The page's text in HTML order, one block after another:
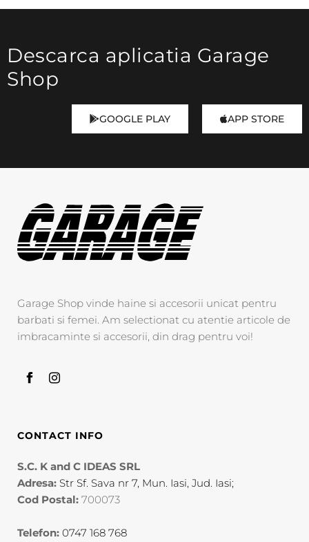
Descarca aplicatia Garage
Shop
GOOGLE PLAY APP STORE
Garage Shop vinde haine si accesorii unicat pentru
barbati si femei. Am selectionat cu atentie articole de
imbracaminte si accesorii, din drag pentru voi!
CONTACT INFO
S.C. K and C IDEAS SRL
Adresa: Str Sf. Sava nr 7, Mun. Iasi, Jud. Iasi;
Cod Postal: 700073
Telefon: 0747 168 768